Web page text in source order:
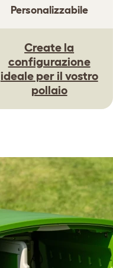
Personalizzabile
Create la
configurazione
ideale per il vostro
pollaio